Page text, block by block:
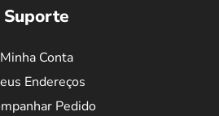
Suporte
Minha Conta
Endereços
Pedido